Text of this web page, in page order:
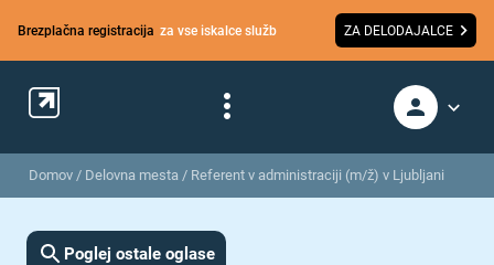
Brezplačna registracija za vse iskalce služb ZA DELODAJALCE
Domov / Delovna mesta / Referent v administraciji (m/ž) v Ljubljani
Poglej ostale oglase